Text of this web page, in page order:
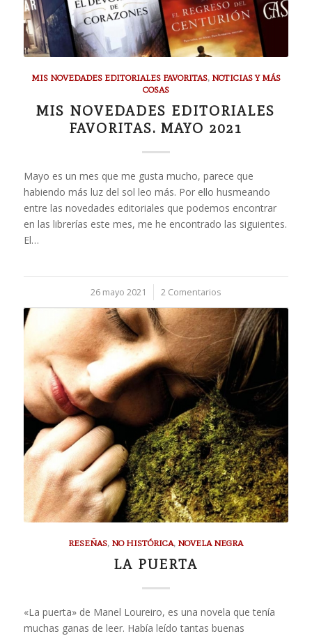
MIS NOVEDADES EDITORIALES FAVORITAS, NOTICIAS Y MÁS
COSAS
MIS NOVEDADES EDITORIALES
FAVORITAS. MAYO 2021
Mayo es un mes que me gusta mucho, parece que
habiendo más luz del sol leo más. Por ello husmeando
entre las novedades editoriales que podemos encontrar
en las librerías este mes, me he encontrado las siguientes.
El…
26 mayo 2021
/ 2 Comentarios
RESEÑAS, NO HISTÓRICA, NOVELA NEGRA
LA PUERTA
«La puerta» de Manel Loureiro, es una novela que tenía
muchas ganas de leer. Había leído tantas buenas